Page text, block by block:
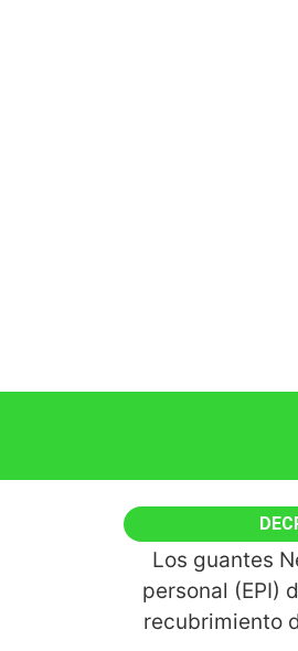
Los guantes
personal (EPI)
recubrimiento